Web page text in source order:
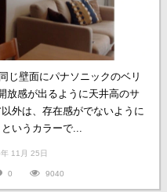
じ壁面にパナソニックのベリ
放感が出るように天井高のサ
外は、存在感がでないように
いうカラーで...
11月 25日
0 9040